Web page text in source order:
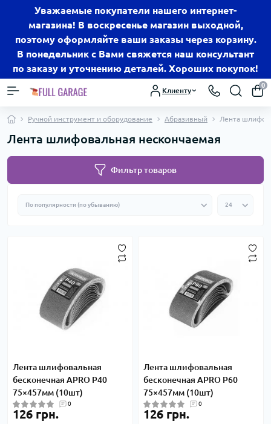
Уважаемые покупатели нашего интернет-
магазина! В воскресенье магазин выходной,
поэтому оформляйте ваши заказы через корзину.
В понедельник с Вами свяжется наш консультант
по заказу и уточнению деталей. Хороших покупок!
Клиенту
0
Ручной инструмент и оборудование Абразивный Лента
Лента шлифовальная нескончаемая
Фильтр товаров
Лента шлифовальная
бесконечная APRO P40
75×457мм (10шт)
0
126 грн.
Лента шлифовальная
бесконечная APRO P60
75×457мм (10шт)
0
126 грн.